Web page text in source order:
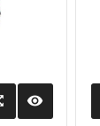
visibility